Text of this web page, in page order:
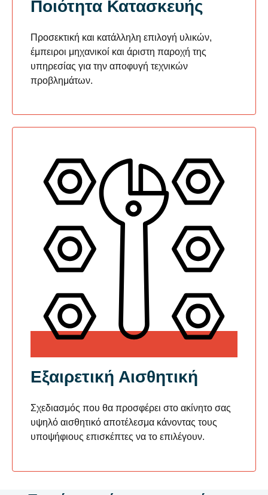
Ποιότητα Κατασκευής
Προσεκτική και κατάλληλη επιλογή υλικών,
έμπειροι μηχανικοί και άριστη παροχή της
υπηρεσίας για την αποφυγή τεχνικών
προβλημάτων.
Εξαιρετική Αισθητική
Σχεδιασμός που θα προσφέρει στο ακίνητο σας
υψηλό αισθητικό αποτέλεσμα κάνοντας τους
υποψήφιους επισκέπτες να το επιλέγουν.